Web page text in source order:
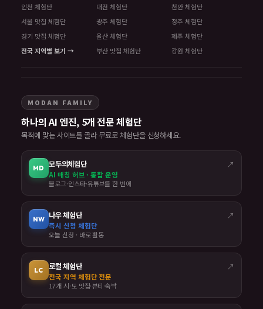
인천 체험단
서울 맛집 체험단
경기 맛집 체험단
전국 지역별 보기 →
대전 체험단
광주 체험단
울산 체험단
부산 맛집 체험단
천안 체험단
청주 체험단
제주 체험단
강원 체험단
MODAN FAMILY
하나의 AI 엔진, 5개 전문 체험단
목적에 맞는 사이트를 골라 무료로 체험단을 신청하세요.
MD 모두의체험단 ↗
AI 매칭 허브 · 통합 운영
블로그·인스타·유튜브를 한 번에
NW 나우 체험단 ↗
즉시 신청 체험단
오늘 신청 · 바로 활동
LC 로컬 체험단 ↗
전국 지역 체험단 전문
17개 시·도 맛집·뷰티·숙박